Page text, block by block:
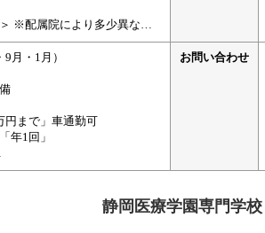
※配属院により多少異なり
〜19:00（中抜け休憩たっぷ
度帰宅して家事をするスタッ
〜21:00（午前中はゆっくり
通勤ラッシュも避けられま
制で、仕事もプライベートも
月・1月）
円まで」車通勤可
年1回」
援「10万円まで」
お問い合わせ
静岡医療学園専門学校